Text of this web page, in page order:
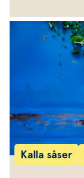
Kalla såser